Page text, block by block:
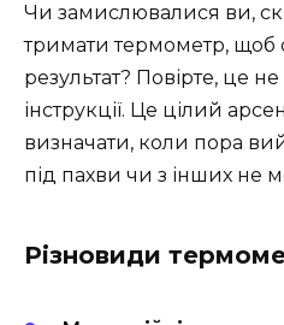
Чи замислювалися ви,
тримати термометр,
результат? Повірте, це
інструкції. Це цілий
визначати, коли пора
під пахви чи з інших не
Різновиди